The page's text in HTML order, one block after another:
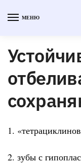
МЕНЮ
1.
2. зубы с